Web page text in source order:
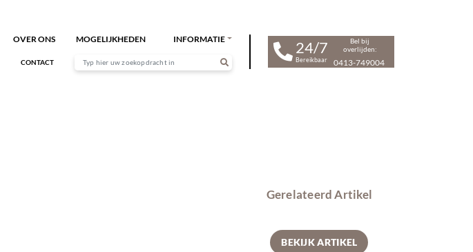
OVER ONS MOGELIJKHEDEN INFORMATIE
CONTACT
24/7
Bereikbaar
Bel bij
overlijden:
0413-749004
Gerelateerd Artikel
BEKIJK ARTIKEL